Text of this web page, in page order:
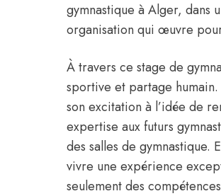
gymnastique à Alger, dans
organisation qui œuvre
À travers ce stage de
sportive et partage humain.
son excitation à l’idée de
expertise aux futurs
des salles de
vivre une expérience
seulement des